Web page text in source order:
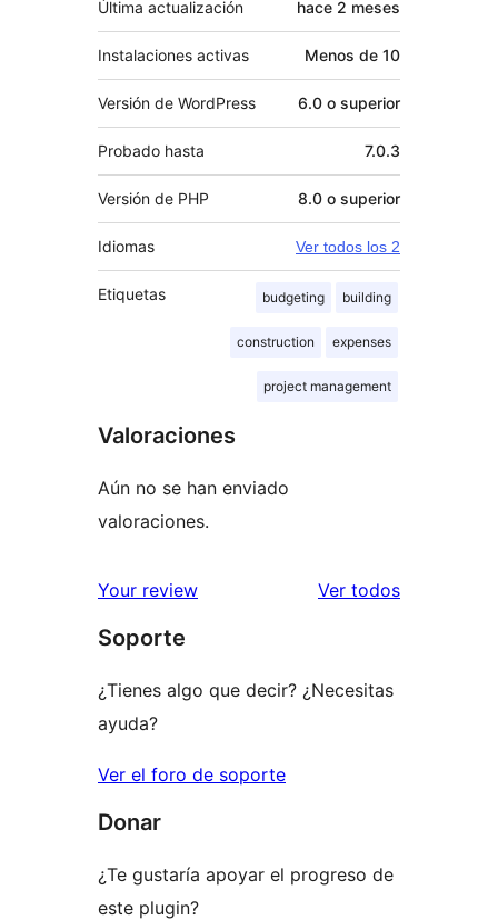
Última actualización hace 2 meses
Instalaciones activas Menos de 10
Versión de WordPress 6.0 o superior
Probado hasta 7.0.3
Versión de PHP 8.0 o superior
Idiomas Ver todos los 2
Etiquetas budgeting building
construction expenses
project management
Valoraciones
Aún no se han enviado
valoraciones.
Your review Ver todoslos
Soporte
¿Tienes algo que decir? ¿Necesitas
ayuda?
Ver el foro de soporte
Donar
¿Te gustaría apoyar el progreso de
este plugin?